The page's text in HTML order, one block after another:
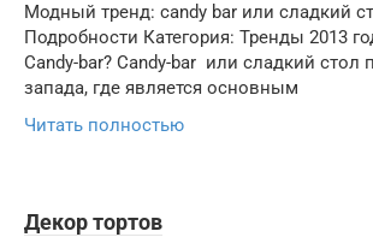
Модный тренд: candy bar или сладкий
Подробности Категория: Тренды 2013
Candy-bar? Candy-bar или сладкий стол
запада, где является основным
Читать полностью
Декор тортов